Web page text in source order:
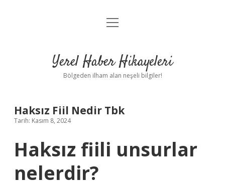
Anasayfa
Yasal Uyarı
menüyü
Yerel Haber Hikayeleri
Bölgeden ilham alan neşeli bilgiler!
Haksız Fiil Nedir Tbk
Tarih: Kasım 8, 2024
Haksız fiili unsurlar
nelerdir?